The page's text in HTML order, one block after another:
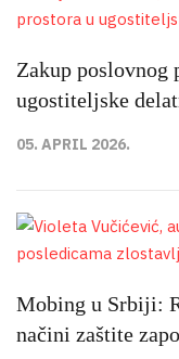
Zakup poslovnog
ugostiteljske
05. APRIL 2026.
Mobing u Srbiji:
načini zaštite